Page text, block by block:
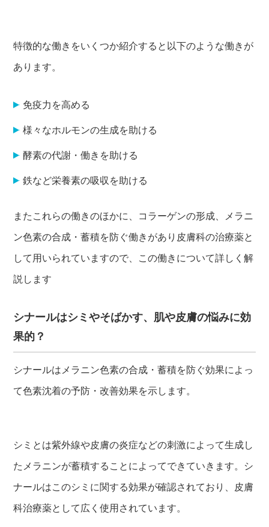
特徴的な働きをいくつか紹介すると以下のような働きが
あります。
免疫力を高める
様々なホルモンの生成を助ける
酵素の代謝・働きを助ける
鉄など栄養素の吸収を助ける
またこれらの働きのほかに、コラーゲンの形成、メラニ
ン色素の合成・蓄積を防ぐ働きがあり皮膚科の治療薬と
して用いられていますので、この働きについて詳しく解
説します
シナールはシミやそばかす、肌や皮膚の悩みに効
果的？
シナールはメラニン色素の合成・蓄積を防ぐ効果によっ
て色素沈着の予防・改善効果を示します。
シミとは紫外線や皮膚の炎症などの刺激によって生成し
たメラニンが蓄積することによってできていきます。シ
ナールはこのシミに関する効果が確認されており、皮膚
科治療薬として広く使用されています。